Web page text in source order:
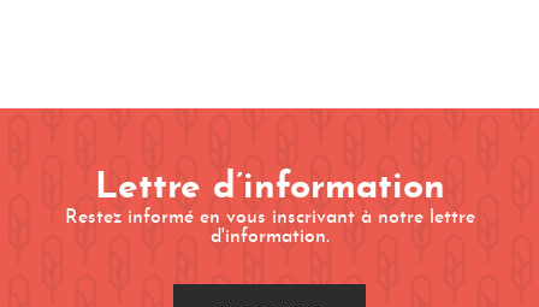
Lettre d’information
Restez informé en vous inscrivant à notre lettre
d'information.